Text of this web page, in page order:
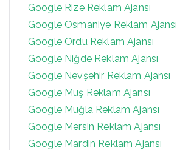
Google Rize Reklam Ajansı
Google Osmaniye Reklam Ajansı
Google Ordu Reklam Ajansı
Google Niğde Reklam Ajansı
Google Nevşehir Reklam Ajansı
Google Muş Reklam Ajansı
Google Muğla Reklam Ajansı
Google Mersin Reklam Ajansı
Google Mardin Reklam Ajansı